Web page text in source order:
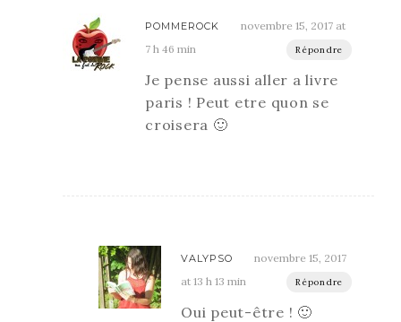
POMMEROCK
novembre 15, 2017 at
7 h 46 min
Répondre
Je pense aussi aller a livre
paris ! Peut etre quon se
croisera 🙂
VALYPSO
novembre 15, 2017
at 13 h 13 min
Répondre
Oui peut-être ! 🙂